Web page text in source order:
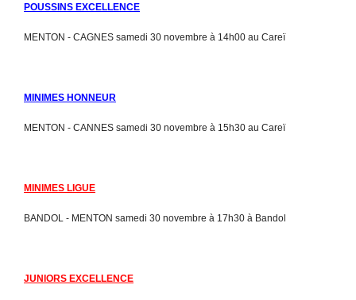
POUSSINS EXCELLENCE
MENTON - CAGNES samedi 30 novembre à 14h00 au Careï
MINIMES HONNEUR
MENTON - CANNES samedi 30 novembre à 15h30 au Careï
MINIMES LIGUE
BANDOL - MENTON samedi 30 novembre à 17h30 à Bandol
JUNIORS EXCELLENCE